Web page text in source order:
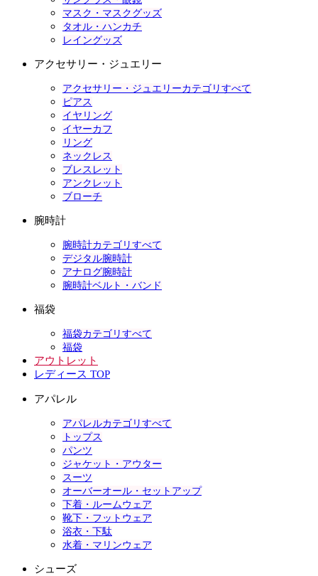
マスク・マスクグッズ
タオル・ハンカチ
レイングッズ
アクセサリー・ジュエリー
アクセサリー・ジュエリーカテゴリすべて
ピアス
イヤリング
イヤーカフ
リング
ネックレス
ブレスレット
アンクレット
ブローチ
腕時計
腕時計カテゴリすべて
デジタル腕時計
アナログ腕時計
腕時計ベルト・バンド
福袋
福袋カテゴリすべて
福袋
アウトレット
レディース TOP
アパレル
アパレルカテゴリすべて
トップス
パンツ
ジャケット・アウター
スーツ
オーバーオール・セットアップ
下着・ルームウェア
靴下・フットウェア
浴衣・下駄
水着・マリンウェア
シューズ